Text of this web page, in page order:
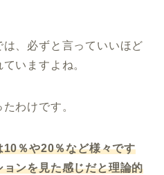
、必ずと言っていいほど
いますよね。
わけです。
％や20％など様々です
ンを見た感じだと理論的